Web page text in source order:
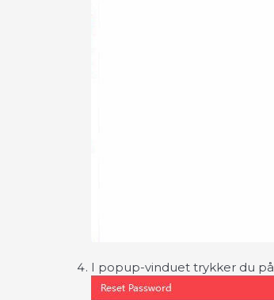
I popup-vinduet trykker du på